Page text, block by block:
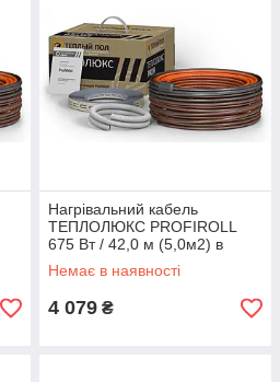
Нагрівальний кабель
ТЕПЛОЛЮКС PROFIROLL
675 Вт / 42,0 м (5,0м2) в
стяжку, тепла підлога
електричний Профі
Немає в наявності
4 079 ₴